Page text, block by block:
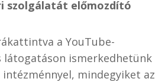
szolgálatát előmozdító
a YouTube-
ismerkedhetünk
mindegyiket az